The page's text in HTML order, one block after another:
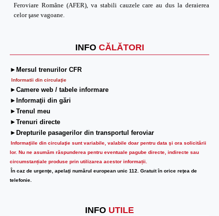
INFO CĂLĂTORI
►Mersul trenurilor CFR
Informatii din circulaţie
►Camere web / tabele informare
►Informaţii din gări
►Trenul meu
►Trenuri directe
►Drepturile pasagerilor din transportul feroviar
Informaţiile din circulaţie sunt variabile, valabile doar pentru data şi ora solicitării
lor. Nu ne asumăm răspunderea pentru eventuale pagube directe, indirecte sau
circumstanțiale produse prin utilizarea acestor informații.
În caz de urgenţe, apelaţi numărul european unic 112. Gratuit în orice reţea de
telefonie.
INFO UTILE
Feroviare Române (AFER), va stabili cauzele care au dus la deraierea
celor şase vagoane.